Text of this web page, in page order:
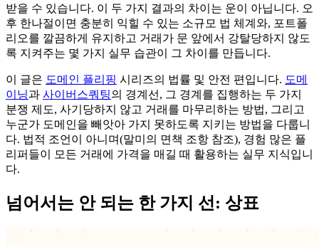
받을 수 있습니다. 이 두 가지 결과의 차이는 운이 아닙니다. 오
후 한나절이면 충분히 익힐 수 있는 소규모 법 체계와, 포트폴
리오를 깔끔하게 유지하고 거래가 문 앞에서 강탈당하지 않도
록 지켜주는 몇 가지 실무 습관이 그 차이를 만듭니다.
이 글은 도메인 플리핑 시리즈의 법률 및 안전 편입니다. 도메
이닝과 사이버스쿼팅의 경계선, 그 경계를 집행하는 두 가지
분쟁 제도, 사기당하지 않고 거래를 마무리하는 방법, 그리고
누군가 도메인을 빼앗아 가지 못하도록 지키는 방법을 다룹니
다. 법적 조언이 아니며(말미의 면책 조항 참조), 경험 많은 플
리퍼들이 모든 거래에 가격을 매길 때 활용하는 실무 지식입니
다.
넘어서는 안 되는 한 가지 선: 상표